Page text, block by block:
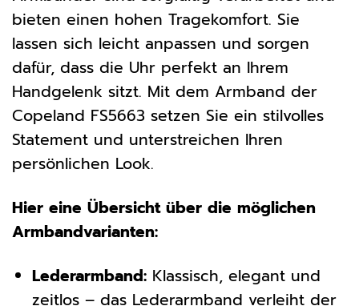
bieten einen hohen Tragekomfort. Sie
lassen sich leicht anpassen und sorgen
dafür, dass die Uhr perfekt an Ihrem
Handgelenk sitzt. Mit dem Armband der
Copeland FS5663 setzen Sie ein stilvolles
Statement und unterstreichen Ihren
persönlichen Look.
Hier eine Übersicht über die möglichen
Armbandvarianten:
Lederarmband:Klassisch, elegant und
zeitlos – das Lederarmband verleiht der